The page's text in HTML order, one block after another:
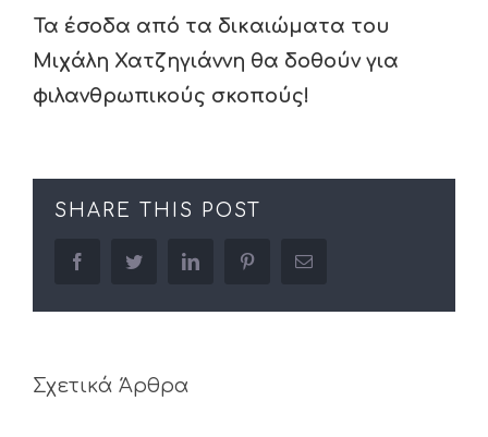
Τα έσοδα από τα δικαιώματα του
Μιχάλη Χατζηγιάννη θα δοθούν για
φιλανθρωπικούς σκοπούς!
SHARE THIS POST
facebooktwitter linkedin pinterestEmail
Σχετικά Άρθρα